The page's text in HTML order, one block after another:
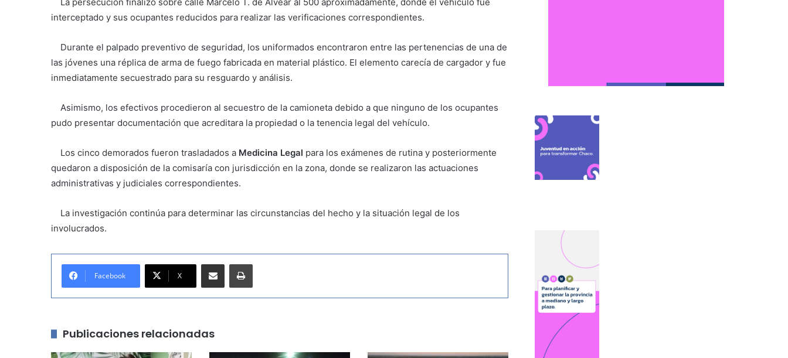
interceptado y sus ocupantes reducidos para realizar las verificaciones correspondientes.
Durante el palpado preventivo de seguridad, los uniformados encontraron entre las pertenencias de una de
las jóvenes una réplica de arma de fuego fabricada en material plástico. El elemento carecía de cargador y fue
inmediatamente secuestrado para su resguardo y análisis.
Asimismo, los efectivos procedieron al secuestro de la camioneta debido a que ninguno de los ocupantes
pudo presentar documentación que acreditara la propiedad o la tenencia legal del vehículo.
Los cinco demorados fueron trasladados a Medicina Legal para los exámenes de rutina y posteriormente
quedaron a disposición de la comisaría con jurisdicción en la zona, donde se realizaron las actuaciones
administrativas y judiciales correspondientes.
La investigación continúa para determinar las circunstancias del hecho y la situación legal de los
involucrados.
Facebook X
Publicaciones relacionadas